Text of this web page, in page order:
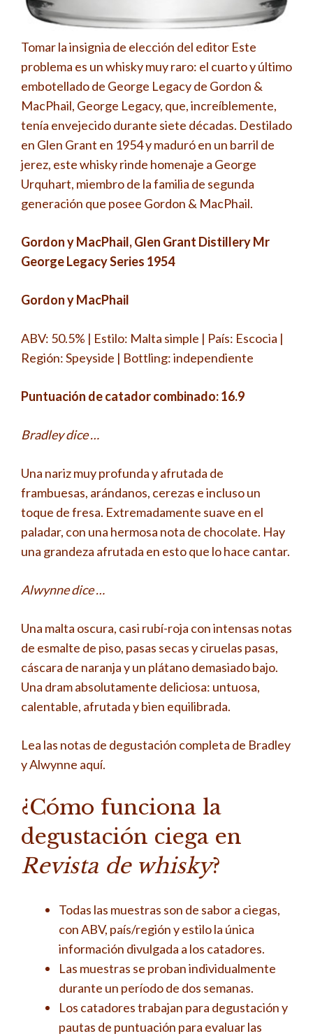
Tomar la insignia de elección del editor Este
problema es un whisky muy raro: el cuarto y último
embotellado de George Legacy de Gordon &
MacPhail, George Legacy, que, increíblemente,
tenía envejecido durante siete décadas. Destilado
en Glen Grant en 1954 y maduró en un barril de
jerez, este whisky rinde homenaje a George
Urquhart, miembro de la familia de segunda
generación que posee Gordon & MacPhail.
Gordon y MacPhail, Glen Grant Distillery Mr
George Legacy Series 1954
Gordon y MacPhail
ABV: 50.5% | Estilo: Malta simple | País: Escocia |
Región: Speyside | Bottling: independiente
Puntuación de catador combinado: 16.9
Bradley dice …
Una nariz muy profunda y afrutada de
frambuesas, arándanos, cerezas e incluso un
toque de fresa. Extremadamente suave en el
paladar, con una hermosa nota de chocolate. Hay
una grandeza afrutada en esto que lo hace cantar.
Alwynne dice …
Una malta oscura, casi rubí-roja con intensas notas
de esmalte de piso, pasas secas y ciruelas pasas,
cáscara de naranja y un plátano demasiado bajo.
Una dram absolutamente deliciosa: untuosa,
calentable, afrutada y bien equilibrada.
Lea las notas de degustación completa de Bradley
y Alwynne aquí.
¿Cómo funciona la
degustación ciega en
Revista de whisky?
Todas las muestras son de sabor a ciegas,
con ABV, país/región y estilo la única
información divulgada a los catadores.
Las muestras se proban individualmente
durante un período de dos semanas.
Los catadores trabajan para degustación y
pautas de puntuación para evaluar las